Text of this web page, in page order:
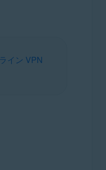
イン VPN